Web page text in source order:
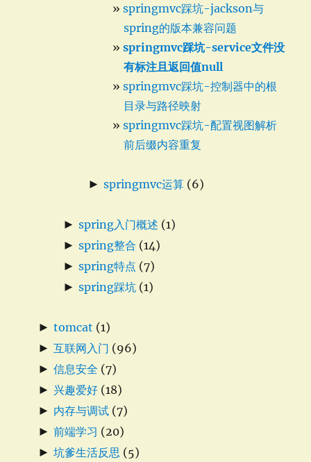
springmvc踩坑-jackson与
spring的版本兼容问题
springmvc踩坑-service文件没
有标注且返回值null
springmvc踩坑-控制器中的根
目录与路径映射
springmvc踩坑-配置视图解析
前后缀内容重复
► springmvc运算 (6)
► spring入门概述 (1)
► spring整合 (14)
► spring特点 (7)
► spring踩坑 (1)
► tomcat (1)
► 互联网入门 (96)
► 信息安全 (7)
► 兴趣爱好 (18)
► 内存与调试 (7)
► 前端学习 (20)
► 坑爹生活反思 (5)